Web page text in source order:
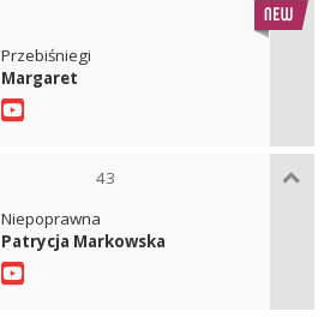
Przebiśniegi
Margaret
43
Niepoprawna
Patrycja Markowska